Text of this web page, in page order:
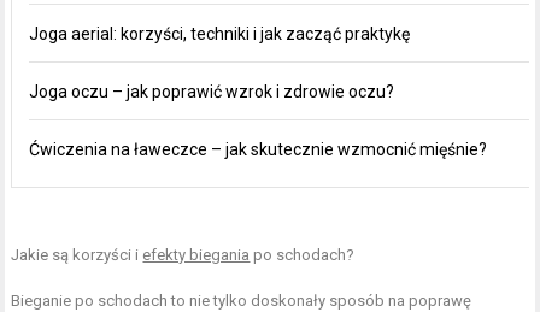
Joga aerial: korzyści, techniki i jak zacząć praktykę
Joga oczu – jak poprawić wzrok i zdrowie oczu?
Ćwiczenia na ławeczce – jak skutecznie wzmocnić mięśnie?
Jakie są korzyści i efekty biegania po schodach?
Bieganie po schodach to nie tylko doskonały sposób na poprawę